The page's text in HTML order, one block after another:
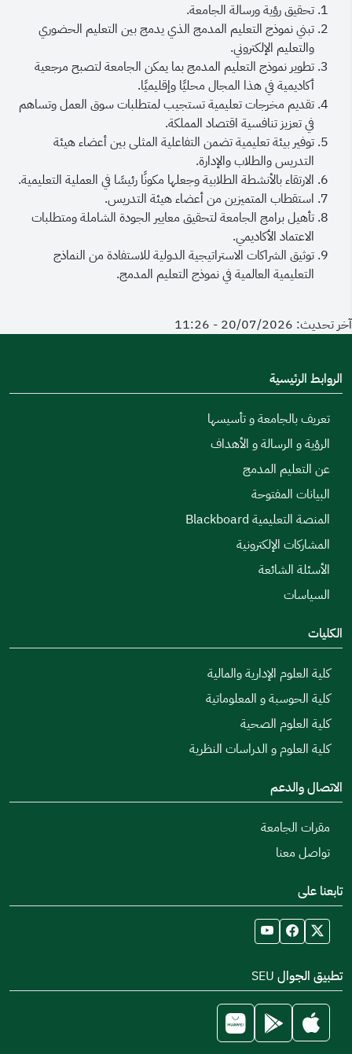
تحقيق رؤية ورسالة الجامعة.
تبني نموذج التعليم المدمج الذي يدمج بين التعليم الحضوري
والتعليم الإلكتروني.
تطوير نموذج التعليم المدمج بما يمكن الجامعة لتصبح مرجعية
أكاديمية في هذا المجال محليًا وإقليميًا.
تقديم مخرجات تعليمية تستجيب لمتطلبات سوق العمل وتساهم
في تعزيز تنافسية اقتصاد المملكة.
توفير بيئة تعليمية تضمن التفاعلية المثلى بين أعضاء هيئة
التدريس والطلاب والإدارة.
الارتقاء بالأنشطة الطلابية وجعلها مكونًا رئيسًا في العملية التعليمية.
استقطاب المتميزين من أعضاء هيئة التدريس.
تأهيل برامج الجامعة لتحقيق معايير الجودة الشاملة ومتطلبات
الاعتماد الأكاديمي.
توثيق الشراكات الاستراتيجية الدولية للاستفادة من النماذج
التعليمية العالمية في نموذج التعليم المدمج.
آخر تحديث: 20/07/2026 - 11:26
الروابط الرئيسية
تعريف بالجامعة و تأسيسها
الرؤية و الرسالة و الأهداف
عن التعليم المدمج
البيانات المفتوحة
المنصة التعليمية Blackboard
المشاركات الإلكترونية
الأسئلة الشائعة
السياسات
الكليات
كلية العلوم الإدارية والمالية
كلية الحوسبة و المعلوماتية
كلية العلوم الصحية
كلية العلوم و الدراسات النظرية
الاتصال والدعم
مقرات الجامعة
تواصل معنا
تابعنا على
تطبيق الجوال SEU